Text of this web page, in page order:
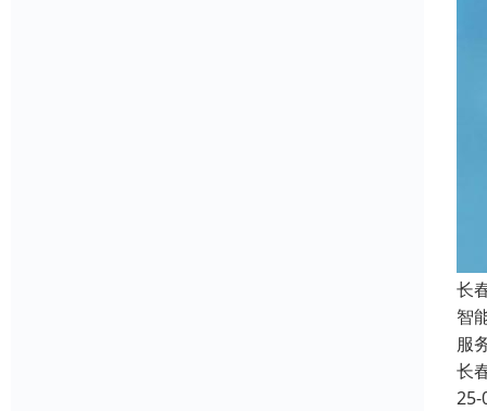
长
智
服
长
25-